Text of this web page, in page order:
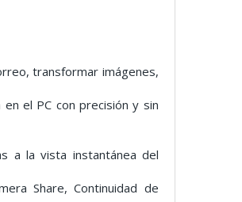
transformar imágenes,
el PC con precisión y sin
a la vista instantánea del
Share, Continuidad de